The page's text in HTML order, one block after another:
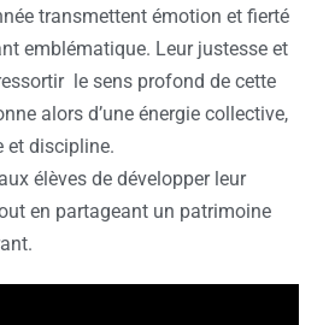
transmettent émotion et fierté
emblématique. Leur justesse et
le sens profond de cette
alors d’une énergie collective,
et discipline.
élèves de développer leur
en partageant un patrimoine